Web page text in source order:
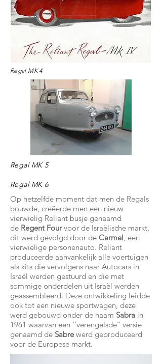
Regal MK 4
Regal MK 5
Regal MK 6
Op hetzelfde moment dat men de Regals
bouwde, creëerde men een nieuw
vierwielig Reliant busje genaamd
de Regent Fourvoor de Israëlische markt,
dit werd gevolgd door de Carmel, een
vierwielige personenauto. Reliant
produceerde aanvankelijk alle voertuigen
als kits die vervolgens naar Autocars in
Israël werden gestuurd en die met
sommige onderdelen uit Israël werden
geassembleerd. Deze ontwikkeling leidde
ook tot een nieuwe sportwagen, deze
werd gebouwd onder de naam Sabra in
1961 waarvan een ‘’verengelsde’’ versie
genaamd de Sabre werd geproduceerd
voor de Europese markt.